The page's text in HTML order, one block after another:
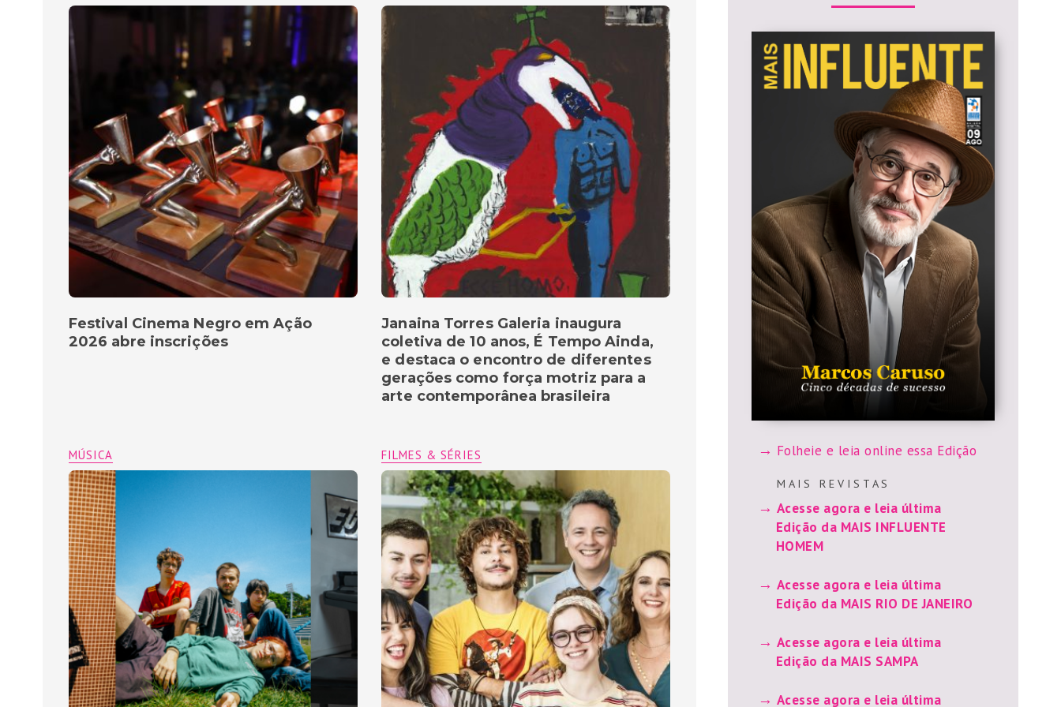
Janaina Torres Galeria inaugura
coletiva de 10 anos, É Tempo Ainda,
e destaca o encontro de diferentes
gerações como força motriz para a
arte contemporânea brasileira
Festival Cinema Negro em Ação
2026 abre inscrições
FILMES & SÉRIES
MÚSICA Folheie e leia online essa Edição
M A I S R E V I S T A S
Acesse agora e leia última
Edição da MAIS INFLUENTE
HOMEM
Acesse agora e leia última
Edição da MAIS RIO DE JANEIRO
Acesse agora e leia última
Edição da MAIS SAMPA
Acesse agora e leia última